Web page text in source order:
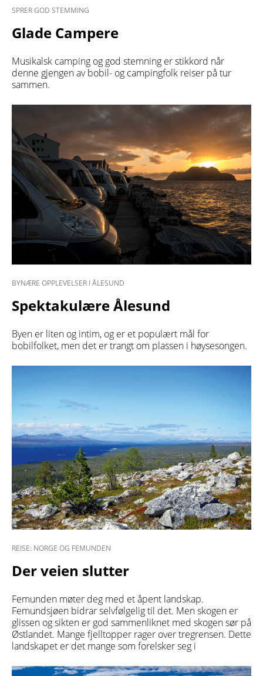
SPRER GOD STEMMING
Glade Campere
Musikalsk camping og god stemning er stikkord når
denne gjengen av bobil- og campingfolk reiser på tur
sammen.
BYNÆRE OPPLEVELSER I ÅLESUND
Spektakulære Ålesund
Byen er liten og intim, og er et populært mål for
bobilfolket, men det er trangt om plassen i høysesongen.
REISE: NORGE OG FEMUNDEN
Der veien slutter
Femunden møter deg med et åpent landskap.
Femundsjøen bidrar selvfølgelig til det. Men skogen er
glissen og sikten er god sammenliknet med skogen sør på
Østlandet. Mange fjelltopper rager over tregrensen. Dette
landskapet er det mange som forelsker seg i